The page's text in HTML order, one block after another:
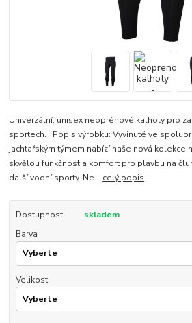
Univerzální, unisex neoprénové kalhoty pro
sportech. Popis výrobku: Vyvinuté ve
jachtařským týmem nabízí naše nová kolekce
skvělou funkčnost a komfort pro plavbu na
další vodní sporty. Ne... celý popis
Dostupnost
skladem
Barva
Velikost